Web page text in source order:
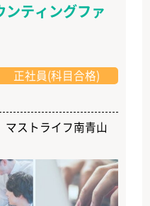
ティングファ
正社員(科目合格)
ストライフ南青山